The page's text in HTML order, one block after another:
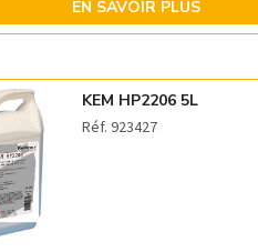
EN SAVOIR PLUS
KEM HP2206 5L
Réf. 923427